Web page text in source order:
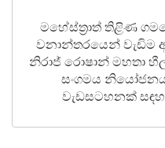
මහේස්ත‍්‍රාත් තිළිණ
වනාන්තරයෙන් වැඩිම
නිරාජ් රොෂාන් මහතා
සංගමය නියෝජනය
වැඩසටහනක්